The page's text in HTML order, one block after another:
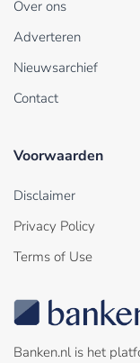
Over ons
Adverteren
Nieuwsarchief
Contact
Voorwaarden
Disclaimer
Privacy Policy
Terms of Use
Banken.nl is het